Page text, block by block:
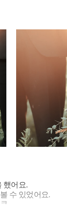
했어요.
수 있었어요.